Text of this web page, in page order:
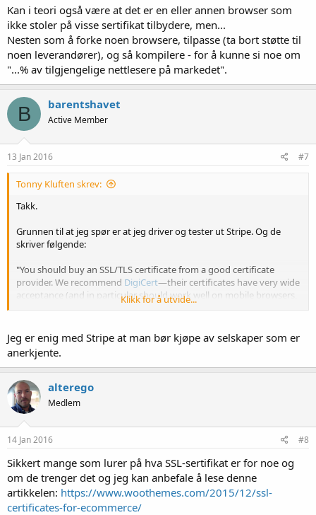
Kan i teori også være at det er en eller annen browser som
ikke stoler på visse sertifikat tilbydere, men...
Nesten som å forke noen browsere, tilpasse (ta bort støtte til
noen leverandører), og så kompilere - for å kunne si noe om
"...% av tilgjengelige nettlesere på markedet".
B barentshavet
Active Member
13 Jan 2016 #7
Tonny Kluften skrev:
Takk.
Grunnen til at jeg spør er at jeg driver og tester ut Stripe. Og de
skriver følgende:
"You should buy an SSL/TLS certificate from a good certificate
provider. We recommend DigiCert—their certificates have very wide
acceptance (and in particular should work well on mobile browsers,
acceptance rates, but their basic certificates cost only $10 to $20."
Det jeg særlig stusser over i den setningen er "Their certificates
have slightly lower acceptance rates". Hva mener de med det?
Klikk for å utvide...
Jeg er enig med Stripe at man bør kjøpe av selskaper som er
anerkjente.
alterego
Medlem
14 Jan 2016 #8
Sikkert mange som lurer på hva SSL-sertifikat er for noe og
om de trenger det og jeg kan anbefale å lese denne
artikkelen: https://www.woothemes.com/2015/12/ssl-
certificates-for-ecommerce/